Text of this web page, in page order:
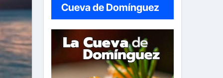
Cueva de Domínguez